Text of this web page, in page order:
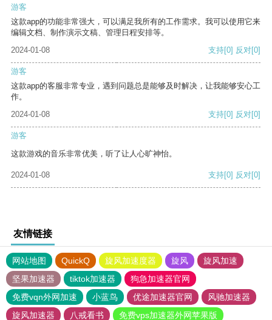
游客
这款app的功能非常强大，可以满足我所有的工作需求。我可以使用它来
编辑文档、制作演示文稿、管理日程安排等。
2024-01-08
支持[0] 反对[0]
游客
这款app的客服非常专业，遇到问题总是能够及时解决，让我能够安心工
作。
2024-01-08
支持[0] 反对[0]
游客
这款游戏的音乐非常优美，听了让人心旷神怡。
2024-01-08 支持[0] 反对[0]
友情链接
网站地图 QuickQ 旋风加速度器 旋风
旋风加速
坚果加速器
tiktok加速器
狗急加速器官网
免费vqn外网加速
小蓝鸟 优途加速器官网
风驰加速器
旋风加速器
八戒看书 免费vps加速器外网苹果版